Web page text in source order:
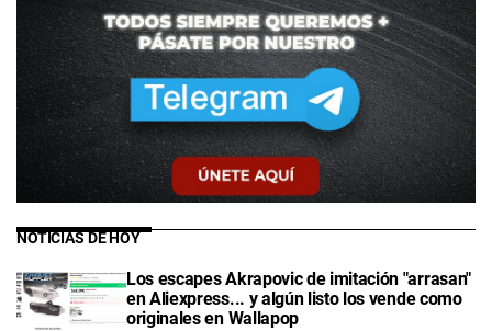
NOTICIAS DE HOY
Los escapes Akrapovic de imitación "arrasan"
en Aliexpress... y algún listo los vende como
originales en Wallapop